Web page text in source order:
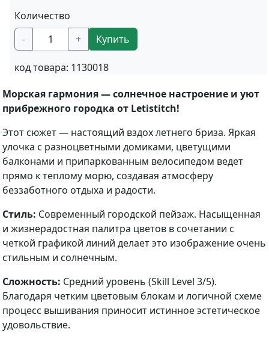
Количество
-
+ Купить
код товара: 1130018
Морская гармония — солнечное настроение и уют
прибрежного городка от Letistitch!
Этот сюжет — настоящий вздох летнего бриза. Яркая
улочка с разноцветными домиками, цветущими
балконами и припаркованным велосипедом ведет
прямо к теплому морю, создавая атмосферу
беззаботного отдыха и радости.
Стиль: Современный городской пейзаж. Насыщенная
и жизнерадостная палитра цветов в сочетании с
четкой графикой линий делает это изображение очень
стильным и солнечным.
Сложность: Средний уровень (Skill Level 3/5).
Благодаря четким цветовым блокам и логичной схеме
процесс вышивания приносит истинное эстетическое
удовольствие.